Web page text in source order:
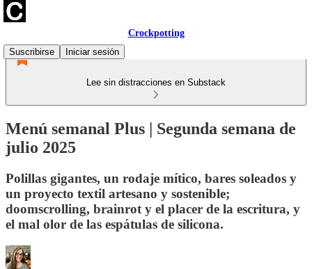
Crockpotting
Suscribirse
Iniciar sesión
Lee sin distracciones en Substack
Menú semanal Plus | Segunda semana de
julio 2025
Polillas gigantes, un rodaje mítico, bares soleados y
un proyecto textil artesano y sostenible;
doomscrolling, brainrot y el placer de la escritura, y
el mal olor de las espátulas de silicona.